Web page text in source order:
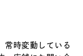
常時変動している